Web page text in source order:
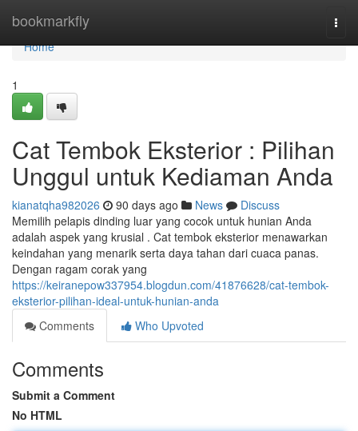
bookmarkfly
Home
Home
1
Cat Tembok Eksterior : Pilihan
Unggul untuk Kediaman Anda
kianatqha982026 90 days ago News
Discuss
Memilih pelapis dinding luar yang cocok untuk hunian Anda
adalah aspek yang krusial . Cat tembok eksterior menawarkan
keindahan yang menarik serta daya tahan dari cuaca panas.
Dengan ragam corak yang
https://keiranepow337954.blogdun.com/41876628/cat-tembok-
eksterior-pilihan-ideal-untuk-hunian-anda
Comments
Who Upvoted
Comments
Submit a Comment
No HTML